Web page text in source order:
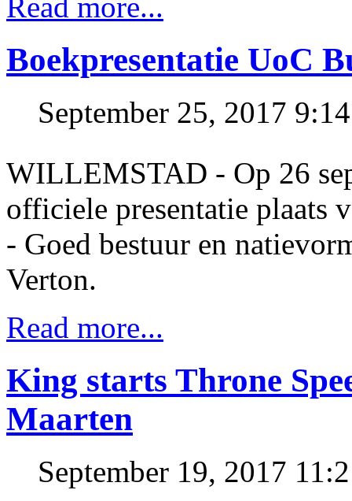
Boekpresentatie UoC
September 25, 2017
WILLEMSTAD - Op 26
officiele presentatie plaats
- Goed bestuur en
Verton.
Read more...
King starts Throne
Maarten
September 19, 2017